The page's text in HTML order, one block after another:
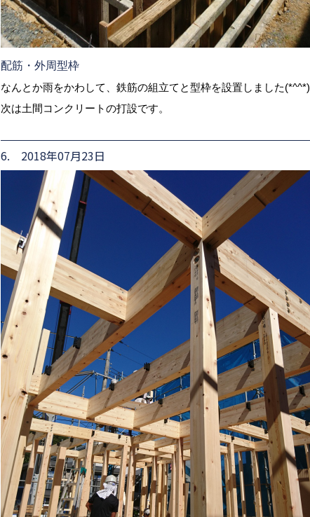
配筋・外周型枠
なんとか雨をかわして、鉄筋の組立てと型枠を設置しました(*^^*)
次は土間コンクリートの打設です。
6. 2018年07月23日